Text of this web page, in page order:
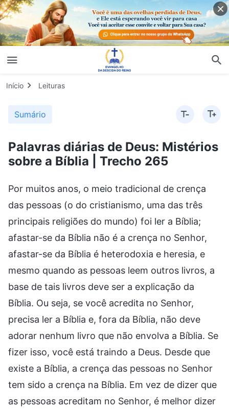
Início Leituras
Sumário
Palavras diárias de Deus: Mistérios
sobre a Bíblia | Trecho 265
Por muitos anos, o meio tradicional de crença
das pessoas (o do cristianismo, uma das três
principais religiões do mundo) foi ler a Bíblia;
afastar-se da Bíblia não é a crença no Senhor,
afastar-se da Bíblia é heterodoxia e heresia, e
mesmo quando as pessoas leem outros livros, a
base de tais livros deve ser a explicação da
Bíblia. Ou seja, se você acredita no Senhor,
precisa ler a Bíblia e, fora da Bíblia, não deve
adorar nenhum livro que não envolva a Bíblia. Se
fizer isso, você está traindo a Deus. Desde que
existe a Bíblia, a crença das pessoas no Senhor
tem sido a crença na Bíblia. Em vez de dizer que
as pessoas acreditam no Senhor, é melhor dizer